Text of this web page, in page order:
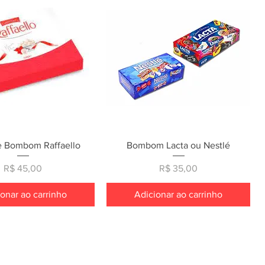
rápida
Bombom Raffaello
Preço
R$ 45,00
ao carrinho
Visualização rápida
Bombom Lacta ou Nestlé
Preço
R$ 35,00
Adicionar ao carrinho